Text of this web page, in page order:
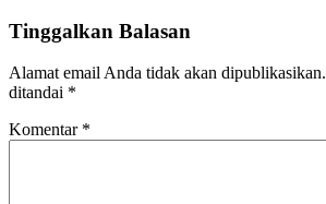
Tinggalkan Balasan
Alamat email Anda tidak akan dipublikasikan.
ditandai *
Komentar *